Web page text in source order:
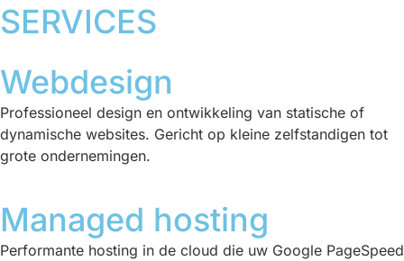
SERVICES
Webdesign
Professioneel design en ontwikkeling van statische of
dynamische websites. Gericht op kleine zelfstandigen tot
grote ondernemingen.
Managed hosting
Performante hosting in de cloud die uw Google PageSpeed